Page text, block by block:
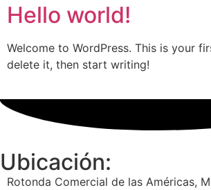
Hello world!
Welcome to WordPress. This is your
delete it, then start writing!
Ubicación:
­­­­Rotonda Comercial de las Américas,